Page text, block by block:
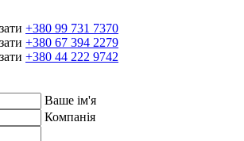
+380 99 731 7370
+380 67 394 2279
+380 44 222 9742
Ваше ім'я
Компанія